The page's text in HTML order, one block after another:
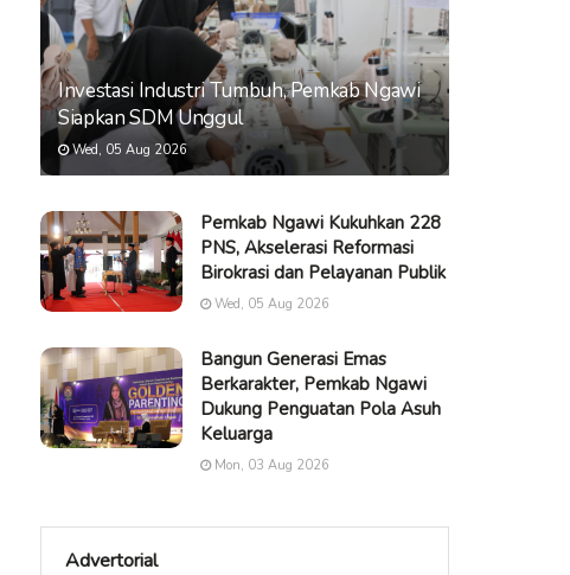
Investasi Industri Tumbuh, Pemkab Ngawi
Siapkan SDM Unggul
Wed, 05 Aug 2026
Pemkab Ngawi Kukuhkan 228
PNS, Akselerasi Reformasi
Birokrasi dan Pelayanan Publik
Wed, 05 Aug 2026
Bangun Generasi Emas
Berkarakter, Pemkab Ngawi
Dukung Penguatan Pola Asuh
Keluarga
Mon, 03 Aug 2026
Advertorial